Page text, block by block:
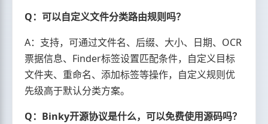
Q：可以自定义文件分类路由规则吗？
A：支持，可通过文件名、后缀、大小、日期、OCR
票据信息、Finder标签设置匹配条件，自定义目标
文件夹、重命名、添加标签等操作，自定义规则优
先级高于默认分类方案。
Q：Binky开源协议是什么，可以免费使用源码吗？